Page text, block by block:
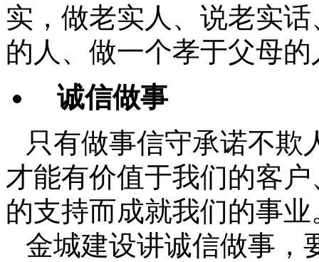
实，做老实人、说老实
的人、做一个孝于父母
诚信做事
只有做事信守承诺不欺
才能有价值于我们的客
的支持而成就我们的事业
金城建设讲诚信做事，